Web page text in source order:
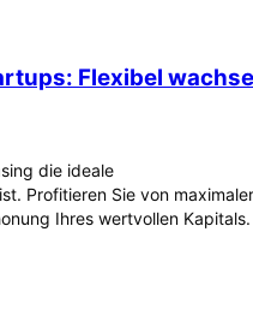
Flexibel
die ideale
Profitieren Sie von maximaler
Ihres wertvollen Kapitals.